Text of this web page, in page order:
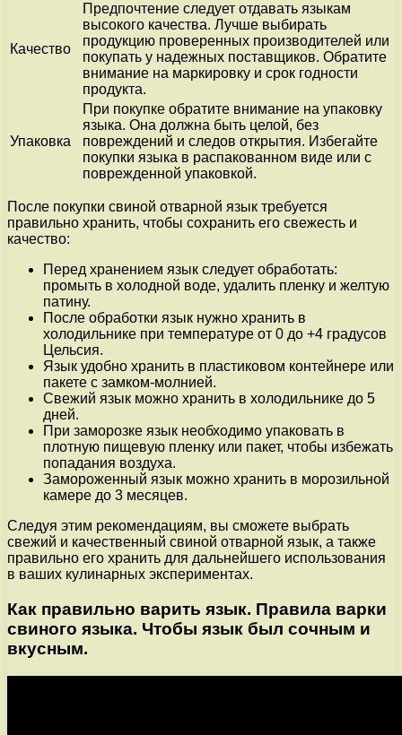
Качество
Предпочтение следует отдавать языкам
высокого качества. Лучше выбирать
продукцию проверенных производителей или
покупать у надежных поставщиков. Обратите
внимание на маркировку и срок годности
продукта.
Упаковка
При покупке обратите внимание на упаковку
языка. Она должна быть целой, без
повреждений и следов открытия. Избегайте
покупки языка в распакованном виде или с
поврежденной упаковкой.
После покупки свиной отварной язык требуется
правильно хранить, чтобы сохранить его свежесть и
качество:
Перед хранением язык следует обработать:
промыть в холодной воде, удалить пленку и желтую
патину.
После обработки язык нужно хранить в
холодильнике при температуре от 0 до +4 градусов
Цельсия.
Язык удобно хранить в пластиковом контейнере или
пакете с замком-молнией.
Свежий язык можно хранить в холодильнике до 5
дней.
При заморозке язык необходимо упаковать в
плотную пищевую пленку или пакет, чтобы избежать
попадания воздуха.
Замороженный язык можно хранить в морозильной
камере до 3 месяцев.
Следуя этим рекомендациям, вы сможете выбрать
свежий и качественный свиной отварной язык, а также
правильно его хранить для дальнейшего использования
в ваших кулинарных экспериментах.
Как правильно варить язык. Правила варки
свиного языка. Чтобы язык был сочным и
вкусным.